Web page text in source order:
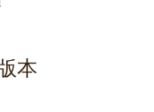
本